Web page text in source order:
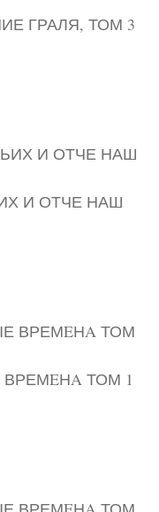
ГРАЛЯ, ТОМ 3
И ОТЧЕ НАШ
ТОМ 1